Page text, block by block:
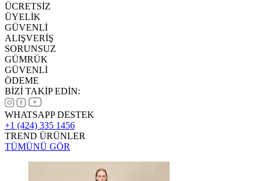
ÜCRETSİZ
ÜYELİK
GÜVENLİ
ALIŞVERİŞ
SORUNSUZ
GÜMRÜK
GÜVENLİ
ÖDEME
BİZİ TAKİP EDİN:
WHATSAPP DESTEK
+1 (424) 335 1456
TREND ÜRÜNLER
TÜMÜNÜ GÖR